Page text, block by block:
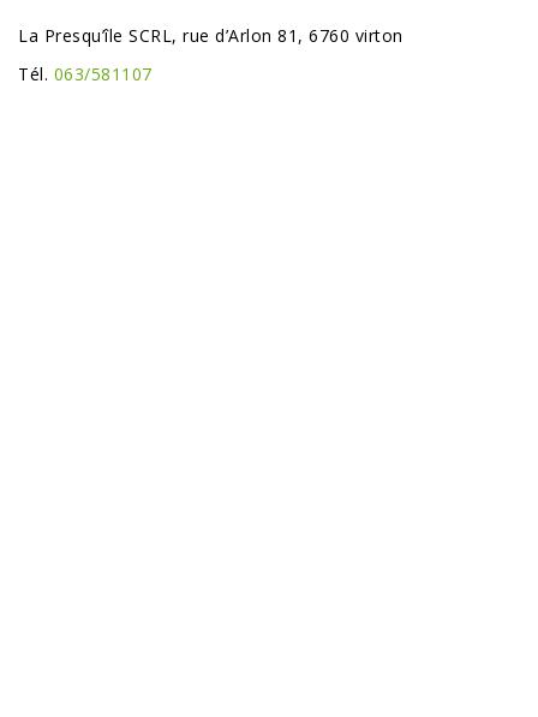
La Presqu’île SCRL, rue d’Arlon 81, 6760 virton
Tél. 063/581107